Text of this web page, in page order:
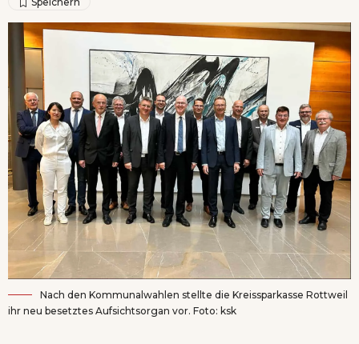
Nach den Kommunalwahlen stellte die Kreissparkasse Rottweil
ihr neu besetztes Aufsichtsorgan vor. Foto: ksk